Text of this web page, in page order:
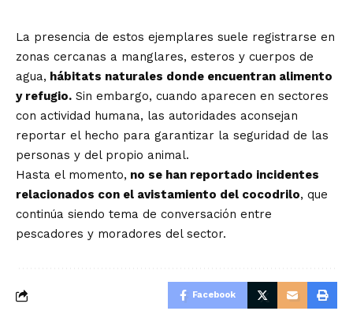
La presencia de estos ejemplares suele registrarse en
zonas cercanas a manglares, esteros y cuerpos de
agua, hábitats naturales donde encuentran alimento
y refugio. Sin embargo, cuando aparecen en sectores
con actividad humana, las autoridades aconsejan
reportar el hecho para garantizar la seguridad de las
personas y del propio animal.
Hasta el momento, no se han reportado incidentes
relacionados con el avistamiento del cocodrilo, que
continúa siendo tema de conversación entre
pescadores y moradores del sector.
Facebook